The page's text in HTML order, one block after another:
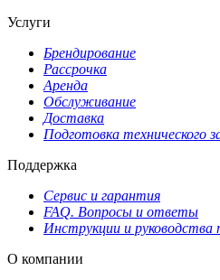
Услуги
Брендирование
Рассрочка
Аренда
Обслуживание
Доставка
Подготовка технического
Поддержка
Сервис и гарантия
FAQ. Вопросы и ответы
Инструкции и руководства
О компании